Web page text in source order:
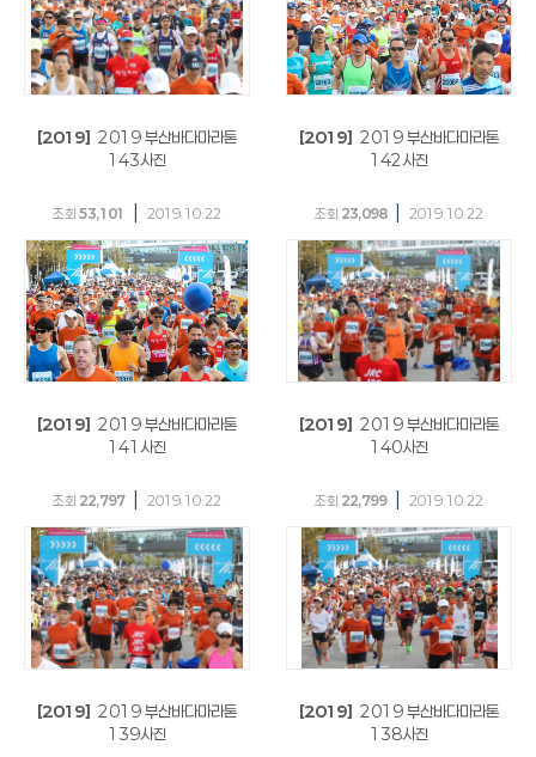
[2019] 2019 부산바다마라톤
143사진
조회 53,101 2019.10.22
[2019] 2019 부산바다마라톤
142사진
조회 23,098 2019.10.22
[2019] 2019 부산바다마라톤
141사진
조회 22,797 2019.10.22
[2019] 2019 부산바다마라톤
140사진
조회 22,799 2019.10.22
[2019] 2019 부산바다마라톤
139사진
[2019] 2019 부산바다마라톤
138사진